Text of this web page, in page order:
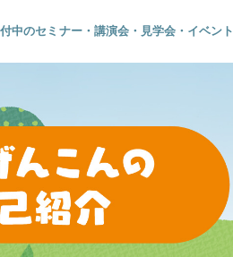
中のセミナー・講演会・見学会・イベント